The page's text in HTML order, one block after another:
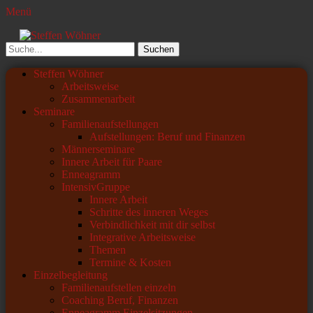
Menü
Steffen Wöhner
Lehrer und Seminarleiter
Suchen
nach:
Primäres
Zum
Steffen Wöhner
Arbeitsweise
Zusammenarbeit
Seminare
Familienaufstellungen
Aufstellungen: Beruf und Finanzen
Männerseminare
Innere Arbeit für Paare
Enneagramm
IntensivGruppe
Innere Arbeit
Schritte des inneren Weges
Verbindlichkeit mit dir selbst
Integrative Arbeitsweise
Themen
Termine & Kosten
Einzelbegleitung
Familienaufstellen einzeln
Coaching Beruf, Finanzen